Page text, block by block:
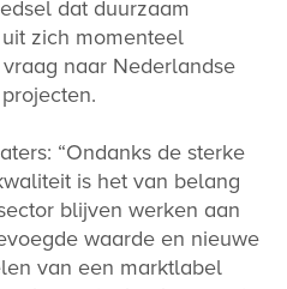
dat duurzaam
zich momenteel
naar Nederlandse
“Ondanks de sterke
is het van belang
blijven werken aan
waarde en nieuwe
van een marktlabel